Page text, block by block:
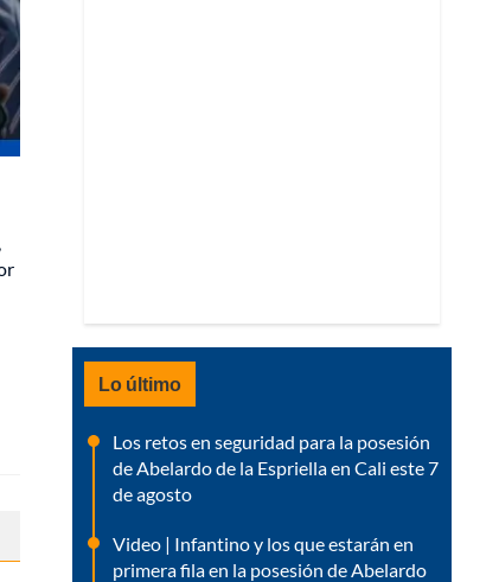
Lo último
Los retos en seguridad para la posesión
de Abelardo de la Espriella en Cali este 7
de agosto
Video | Infantino y los que estarán en
primera fila en la posesión de Abelardo